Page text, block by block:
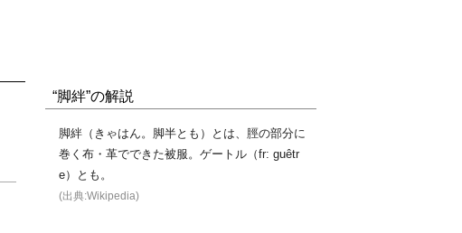
“脚絆”の解説
脚絆（きゃはん。脚半とも）とは、脛の部分に
巻く布・革でできた被服。ゲートル（fr: guêtr
e）とも。
(出典:Wikipedia)